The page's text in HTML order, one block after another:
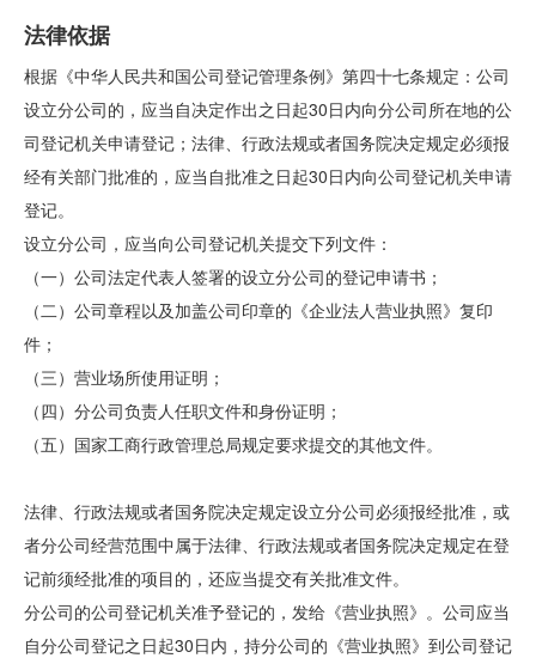
法律依据
根据《中华人民共和国公司登记管理条例》第四十七条规定：公司
设立分公司的，应当自决定作出之日起30日内向分公司所在地的公
司登记机关申请登记；法律、行政法规或者国务院决定规定必须报
经有关部门批准的，应当自批准之日起30日内向公司登记机关申请
登记。
设立分公司，应当向公司登记机关提交下列文件：
（一）公司法定代表人签署的设立分公司的登记申请书；
（二）公司章程以及加盖公司印章的《企业法人营业执照》复印
件；
（三）营业场所使用证明；
（四）分公司负责人任职文件和身份证明；
（五）国家工商行政管理总局规定要求提交的其他文件。
法律、行政法规或者国务院决定规定设立分公司必须报经批准，或
者分公司经营范围中属于法律、行政法规或者国务院决定规定在登
记前须经批准的项目的，还应当提交有关批准文件。
分公司的公司登记机关准予登记的，发给《营业执照》。公司应当
自分公司登记之日起30日内，持分公司的《营业执照》到公司登记